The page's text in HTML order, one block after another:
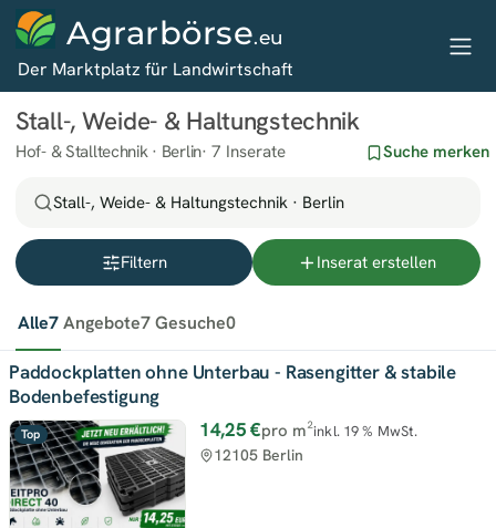
Agrarbörse.eu
Der Marktplatz für Landwirtschaft
Stall-, Weide- & Haltungstechnik
Hof- & Stalltechnik · Berlin 7 Inserate Suche merken
Stall-, Weide- & Haltungstechnik · Berlin
Filtern Inserat erstellen
Alle7Angebote7Gesuche0
Top
Paddockplatten ohne Unterbau - Rasengitter & stabile
Bodenbefestigung
14,25 €pro m²inkl. 19 % MwSt.
12105 Berlin